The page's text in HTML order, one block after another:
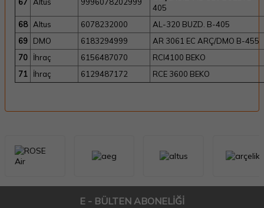
67 Altus 9996078202999
405
68 Altus 6078232000
AL-320 BUZD. B-405
69
DMO 6183294999
AR 3061 EC ARÇ/DMO B-455
70
İhraç 6156487070
RCI4100 BEKO
71
İhraç 6129487172 RCE 3600 BEKO
E - BÜLTEN ABONELİĞİ